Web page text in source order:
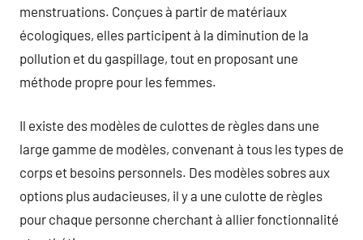
menstruations. Conçues à partir de matériaux
écologiques, elles participent à la diminution de la
pollution et du gaspillage, tout en proposant une
méthode propre pour les femmes.
Il existe des modèles de culottes de règles dans une
large gamme de modèles, convenant à tous les types de
corps et besoins personnels. Des modèles sobres aux
options plus audacieuses, il y a une culotte de règles
pour chaque personne cherchant à allier fonctionnalité